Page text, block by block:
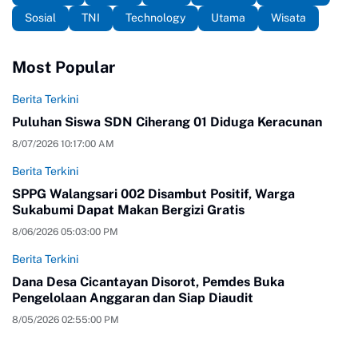
Sosial
TNI Technology Utama Wisata
Most Popular
Berita Terkini
Puluhan Siswa SDN Ciherang 01 Diduga Keracunan
8/07/2026 10:17:00 AM
Berita Terkini
SPPG Walangsari 002 Disambut Positif, Warga
Sukabumi Dapat Makan Bergizi Gratis
8/06/2026 05:03:00 PM
Berita Terkini
Dana Desa Cicantayan Disorot, Pemdes Buka
Pengelolaan Anggaran dan Siap Diaudit
8/05/2026 02:55:00 PM